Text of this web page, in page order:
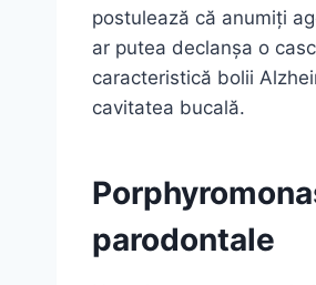
postulează că anumiți
ar putea declanșa o
caracteristică bolii
cavitatea bucală.
parodontale